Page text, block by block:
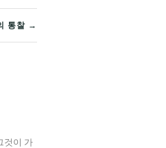
통찰 →
것이 가